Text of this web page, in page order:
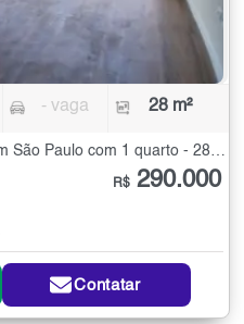
- vaga 28 m²
Apartamento à Venda no Jardim São Paulo com 1 quarto - 28 m²
R$ 290.000
Contatar